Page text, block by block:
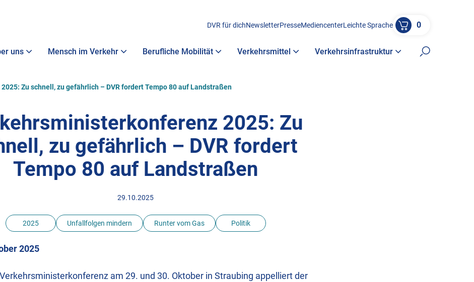
DVR für dichNewsletterPresseMediencenterLeichte Sprache 0
uns Mensch im Verkehr Berufliche Mobilität Verkehrsmittel Verkehrsinfrastruktur
Suche
Zu schnell, zu gefährlich – DVR fordert Tempo 80 auf Landstraßen
2025: Zu
zu gefährlich – DVR fordert
Tempo 80 auf Landstraßen
29.10.2025
2025 Unfallfolgen mindern Runter vom Gas Politik
2025
am 29. und 30. Oktober in Straubing appelliert der